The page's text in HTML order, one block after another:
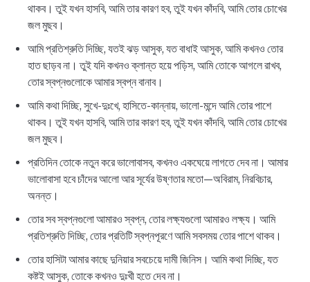
থাকব। তুই যখন হাসবি, আমি তার কারণ হব, তুই যখন কাঁদবি, আমি তোর চোখের
জল মুছব।
আমি প্রতিশ্রুতি দিচ্ছি, যতই ঝড় আসুক, যত বাধাই আসুক, আমি কখনও তোর
হাত ছাড়ব না। তুই যদি কখনও ক্লান্ত হয়ে পড়িস, আমি তোকে আগলে রাখব,
তোর স্বপ্নগুলোকে আমার স্বপ্ন বানাব।
আমি কথা দিচ্ছি, সুখে-দুঃখে, হাসিতে-কান্নায়, ভালো-মন্দে আমি তোর পাশে
থাকব। তুই যখন হাসবি, আমি তার কারণ হব, তুই যখন কাঁদবি, আমি তোর চোখের
জল মুছব।
প্রতিদিন তোকে নতুন করে ভালোবাসব, কখনও একঘেয়ে লাগতে দেব না। আমার
ভালোবাসা হবে চাঁদের আলো আর সূর্যের উষ্ণতার মতো—অবিরাম, নিরবিচার,
অনন্ত।
তোর সব স্বপ্নগুলো আমারও স্বপ্ন, তোর লক্ষ্যগুলো আমারও লক্ষ্য। আমি
প্রতিশ্রুতি দিচ্ছি, তোর প্রতিটি স্বপ্নপূরণে আমি সবসময় তোর পাশে থাকব।
তোর হাসিটা আমার কাছে দুনিয়ার সবচেয়ে দামী জিনিস। আমি কথা দিচ্ছি, যত
কষ্টই আসুক, তোকে কখনও দুঃখী হতে দেব না।